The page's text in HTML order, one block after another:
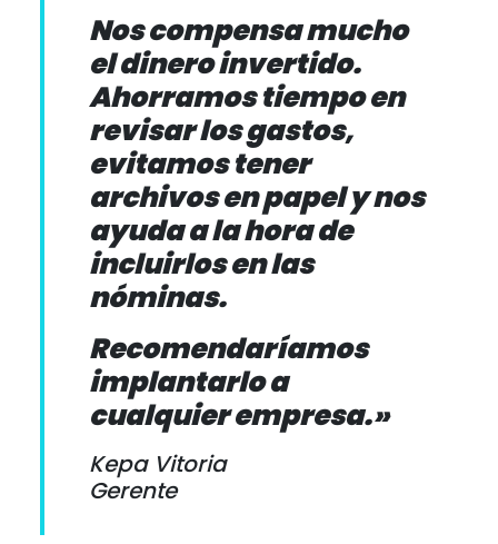
Nos compensa mucho
el dinero invertido.
Ahorramos tiempo en
revisar los gastos,
evitamos tener
archivos en papel y nos
ayuda a la hora de
incluirlos en las
nóminas.
Recomendaríamos
implantarlo a
cualquier empresa.»
Kepa Vitoria
Gerente